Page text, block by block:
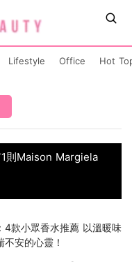
Lifestyle Office Hot
則Maison Margiela
4款小眾香水推薦 以溫暖味
安的心靈！